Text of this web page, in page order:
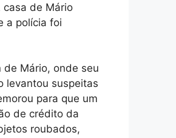
casa de Mário
a polícia foi
de Mário, onde seu
levantou suspeitas
para que um
de crédito da
roubados,